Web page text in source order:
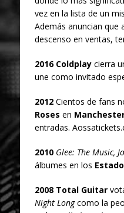
vez en la lista de un
Además anuncian que
descenso en ventas,
2016 Coldplaycierra
une como invitado
2012Cientos de fans
Roses en
entradas.
2010Glee: The Music,
álbumes en los
2008 Total Guitar
Night Longcomo la